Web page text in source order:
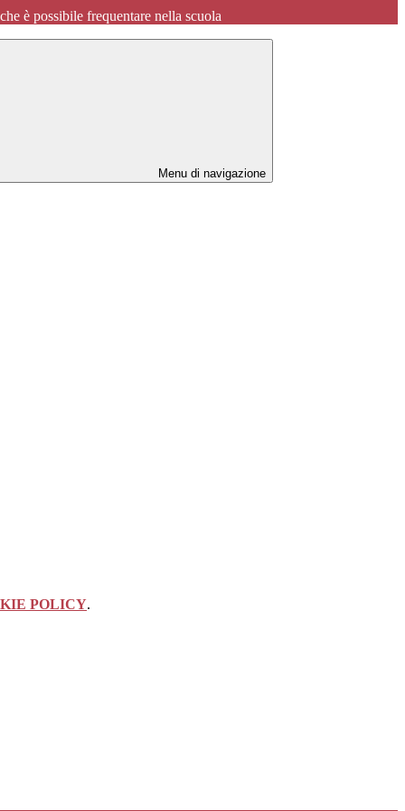
è possibile frequentare nella scuola
Menu di navigazione
POLICY.